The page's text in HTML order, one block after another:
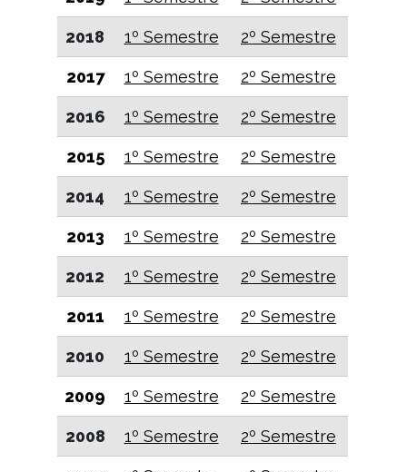
2018 1º Semestre 2º Semestre
2017 1º Semestre 2º Semestre
2016 1º Semestre 2º Semestre
2015 1º Semestre 2º Semestre
2014 1º Semestre 2º Semestre
2013 1º Semestre 2º Semestre
2012 1º Semestre 2º Semestre
2011 1º Semestre 2º Semestre
2010 1º Semestre 2º Semestre
2009 1º Semestre 2º Semestre
2008 1º Semestre 2º Semestre